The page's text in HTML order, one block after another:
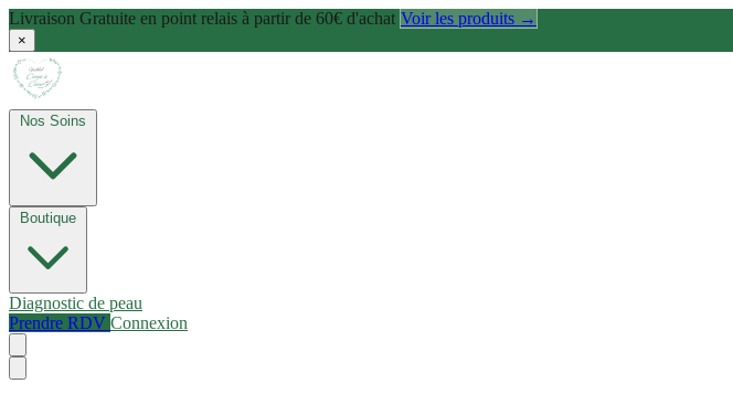
Livraison Gratuite en point relais à partir de 60€ d'achat Voir les produits →
×
Nos Soins
Boutique
Diagnostic de peau
Prendre RDV Connexion